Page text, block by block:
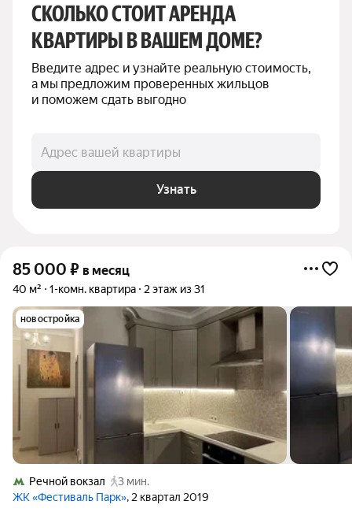
СКОЛЬКО СТОИТ АРЕНДА
КВАРТИРЫ В ВАШЕМ ДОМЕ?
Введите адрес и узнайте реальную стоимость,
а мы предложим проверенных жильцов
и поможем сдать выгодно
Адрес вашей квартиры
Узнать
85 000 ₽ в месяц
40 м² 1-комн. квартира 2 этаж из 31
новостройка
Речной вокзал
3 мин.
ЖК «Фестиваль Парк», 2 квартал 2019